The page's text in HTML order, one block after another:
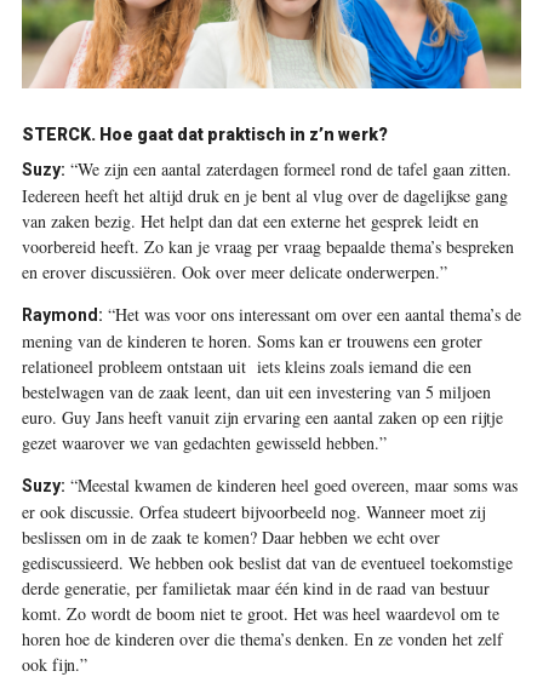
STERCK. Hoe gaat dat praktisch in z’n werk?
Suzy: “We zijn een aantal zaterdagen formeel rond de tafel gaan zitten.
Iedereen heeft het altijd druk en je bent al vlug over de dagelijkse gang
van zaken bezig. Het helpt dan dat een externe het gesprek leidt en
voorbereid heeft. Zo kan je vraag per vraag bepaalde thema’s bespreken
en erover discussiëren. Ook over meer delicate onderwerpen.”
Raymond: “Het was voor ons interessant om over een aantal thema’s de
mening van de kinderen te horen. Soms kan er trouwens een groter
relationeel probleem ontstaan uit iets kleins zoals iemand die een
bestelwagen van de zaak leent, dan uit een investering van 5 miljoen
euro. Guy Jans heeft vanuit zijn ervaring een aantal zaken op een rijtje
gezet waarover we van gedachten gewisseld hebben.”
Suzy: “Meestal kwamen de kinderen heel goed overeen, maar soms was
er ook discussie. Orfea studeert bijvoorbeeld nog. Wanneer moet zij
beslissen om in de zaak te komen? Daar hebben we echt over
gediscussieerd. We hebben ook beslist dat van de eventueel toekomstige
derde generatie, per familie­tak maar één kind in de raad van bestuur
komt. Zo wordt de boom niet te groot. Het was heel waardevol om te
horen hoe de kinderen over die thema’s denken. En ze vonden het zelf
ook fijn.”